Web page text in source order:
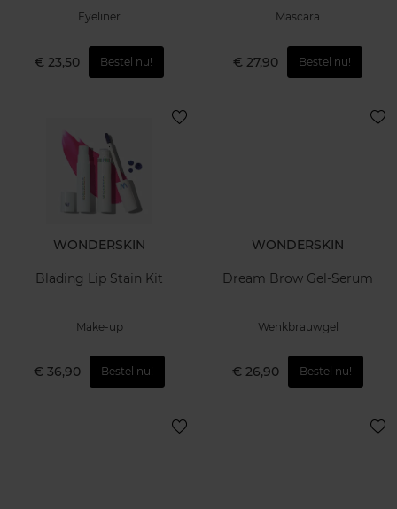
Eyeliner
€ 23,50 Bestel nu!
Mascara
€ 27,90 Bestel nu!
WONDERSKIN
Blading Lip Stain Kit
Make-up
€ 36,90 Bestel nu!
WONDERSKIN
Dream Brow Gel-Serum
Wenkbrauwgel
€ 26,90 Bestel nu!